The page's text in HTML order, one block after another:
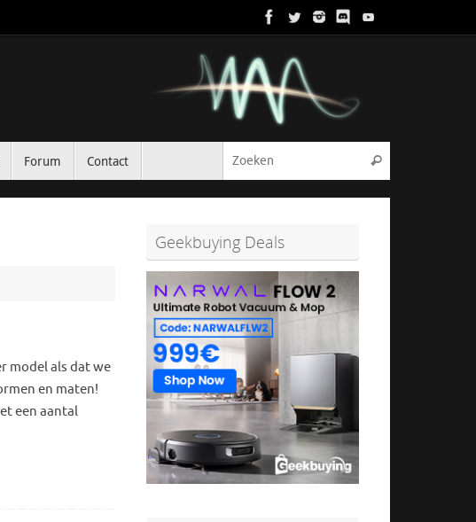
Forum Contact Zoeken
model als dat we
en maten!
een aantal
Geekbuying Deals